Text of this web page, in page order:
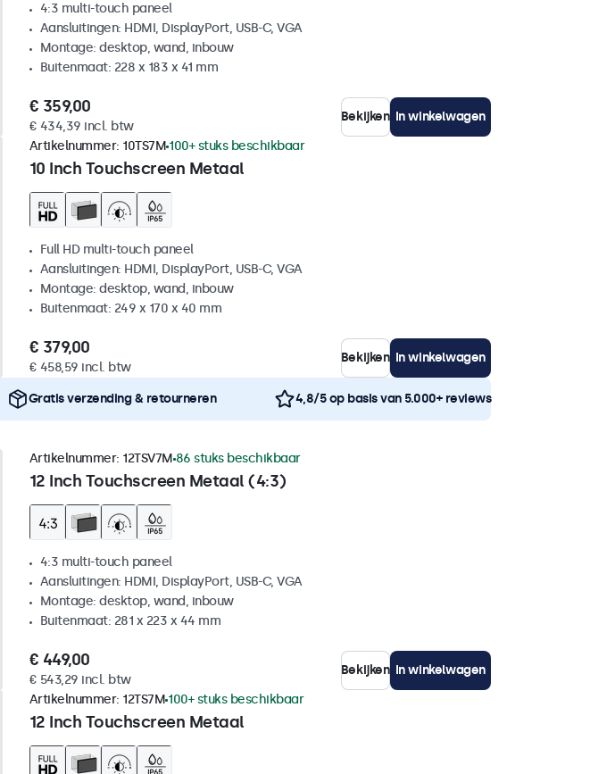
4:3 multi-touch paneel
Aansluitingen: HDMI, DisplayPort, USB-C, VGA
Montage: desktop, wand, inbouw
Buitenmaat: 228 x 183 x 41 mm
€ 359,00
€ 434,39 incl. btw
Bekijken In winkelwagen
10 Inch Touchscreen Metaal
Artikelnummer: 10TS7M 100+ stuks beschikbaar
Full HD multi-touch paneel
Aansluitingen: HDMI, DisplayPort, USB-C, VGA
Montage: desktop, wand, inbouw
Buitenmaat: 249 x 170 x 40 mm
€ 379,00
€ 458,59 incl. btw
Bekijken In winkelwagen
Gratis verzending & retourneren 4,8/5 op basis van 5.000+ reviews
12 Inch Touchscreen Metaal (4:3)
Artikelnummer: 12TSV7M 86 stuks beschikbaar
4:3 multi-touch paneel
Aansluitingen: HDMI, DisplayPort, USB-C, VGA
Montage: desktop, wand, inbouw
Buitenmaat: 281 x 223 x 44 mm
€ 449,00
€ 543,29 incl. btw
Bekijken In winkelwagen
12 Inch Touchscreen Metaal
Artikelnummer: 12TS7M 100+ stuks beschikbaar